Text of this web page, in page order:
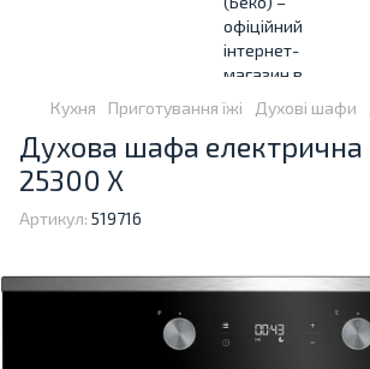
Кухня Приготування їжі Духові шафи
Духова шафа електрична
25300 X
Артикул: 519716